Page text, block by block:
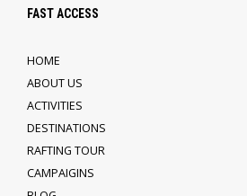
FAST ACCESS
HOME
ABOUT US
ACTIVITIES
DESTINATIONS
RAFTING TOUR
CAMPAIGINS